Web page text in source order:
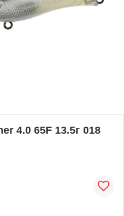
4.0 65F 13.5г 018